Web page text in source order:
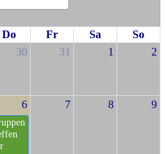
Do Fr Sa
So
30 31 1 2
6 7 8 9